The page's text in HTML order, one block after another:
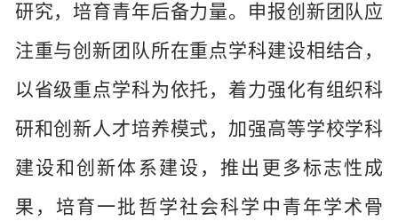
研究，培育青年后备力量。申报创新团队应
注重与创新团队所在重点学科建设相结合，
以省级重点学科为依托，着力强化有组织科
研和创新人才培养模式，加强高等学校学科
建设和创新体系建设，推出更多标志性成
果，培育一批哲学社会科学中青年学术骨